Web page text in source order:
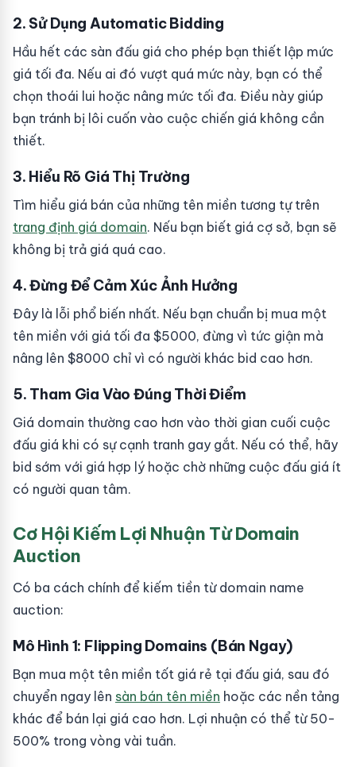
2. Sử Dụng Automatic Bidding
Hầu hết các sàn đấu giá cho phép bạn thiết lập mức
giá tối đa. Nếu ai đó vượt quá mức này, bạn có thể
chọn thoái lui hoặc nâng mức tối đa. Điều này giúp
bạn tránh bị lôi cuốn vào cuộc chiến giá không cần
thiết.
3. Hiểu Rõ Giá Thị Trường
Tìm hiểu giá bán của những tên miền tương tự trên
trang định giá domain. Nếu bạn biết giá cợ sở, bạn sẽ
không bị trả giá quá cao.
4. Đừng Để Cảm Xúc Ảnh Hưởng
Đây là lỗi phổ biến nhất. Nếu bạn chuẩn bị mua một
tên miền với giá tối đa $5000, đừng vì tức giận mà
nâng lên $8000 chỉ vì có người khác bid cao hơn.
5. Tham Gia Vào Đúng Thời Điểm
Giá domain thường cao hơn vào thời gian cuối cuộc
đấu giá khi có sự cạnh tranh gay gắt. Nếu có thể, hãy
bid sớm với giá hợp lý hoặc chờ những cuộc đấu giá ít
có người quan tâm.
Cơ Hội Kiếm Lợi Nhuận Từ Domain
Auction
Có ba cách chính để kiếm tiền từ domain name
auction:
Mô Hình 1: Flipping Domains (Bán Ngay)
Bạn mua một tên miền tốt giá rẻ tại đấu giá, sau đó
chuyển ngay lên sàn bán tên miền hoặc các nền tảng
khác để bán lại giá cao hơn. Lợi nhuận có thể từ 50-
500% trong vòng vài tuần.